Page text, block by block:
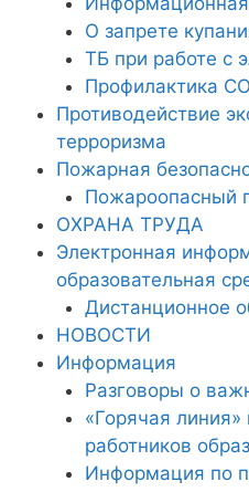
О запрете
ТБ при работе с
Профилактика
Противодействие
терроризма
Пожарная
Пожароопасный
ОХРАНА ТРУДА
Электронная
образовательная
Дистанционное
НОВОСТИ
Информация
Разговоры о
«Горячая линия»
работников
Информация по